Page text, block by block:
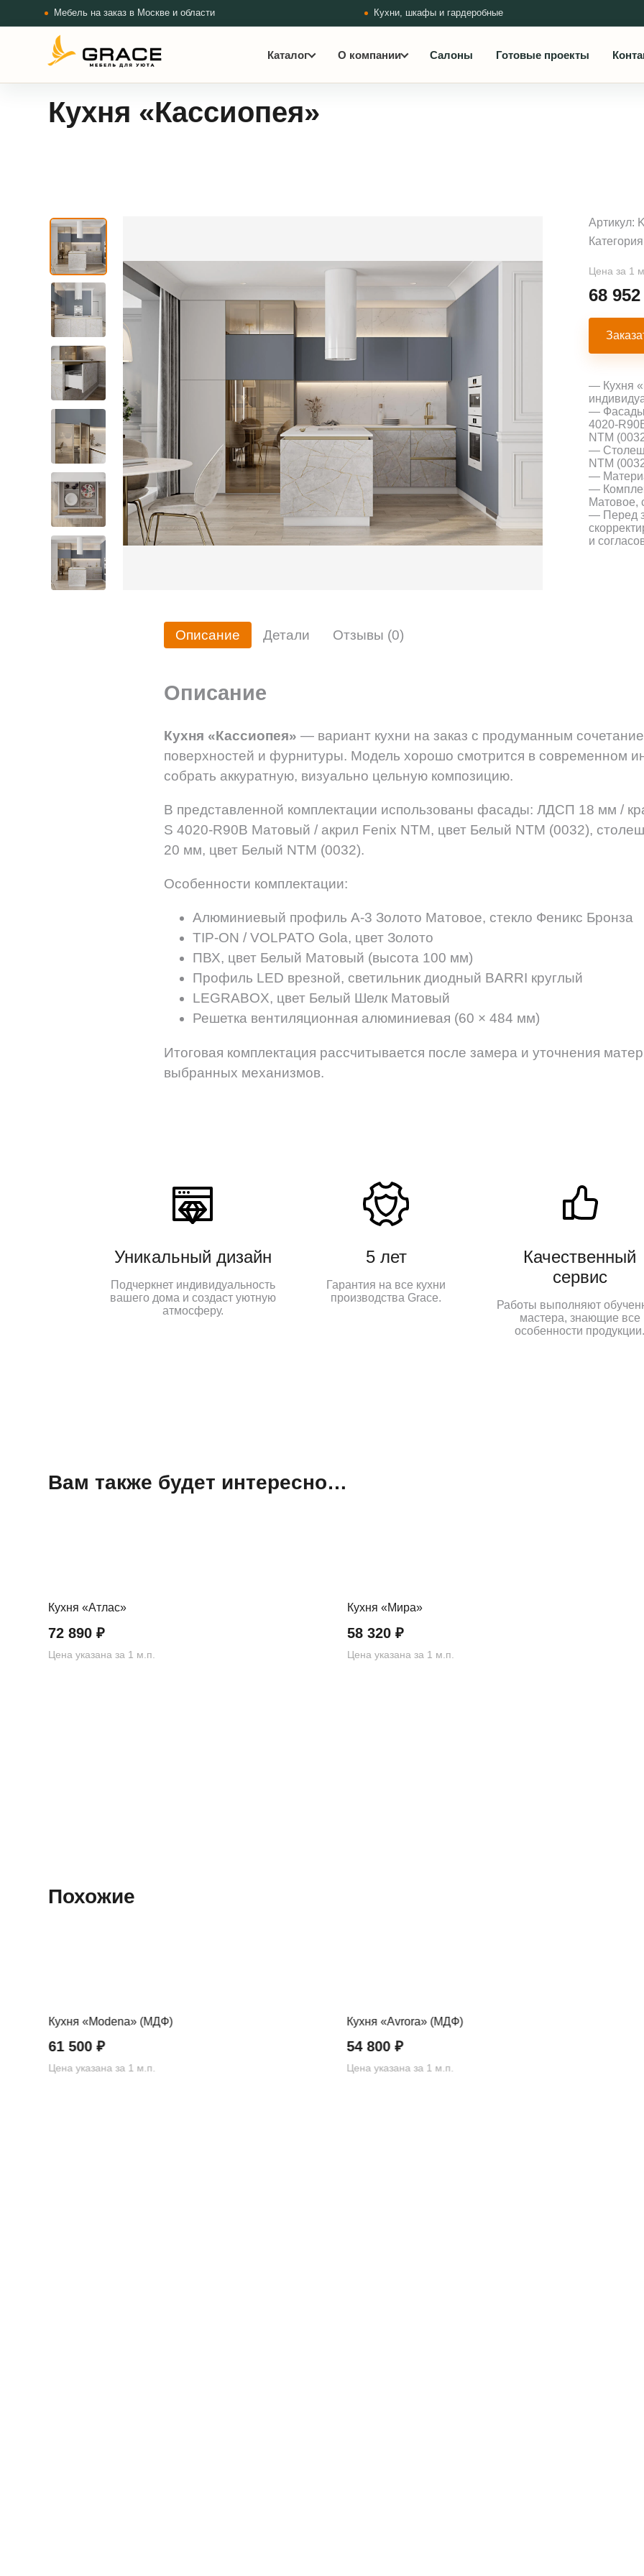
Мебель на заказ в Москве и области Кухни, шкафы и гардеробные
Каталог О компании Салоны Готовые проекты
Кухня «Кассиопея»
Артикул:
Цена за 1
68 952
— Кухня
—
4020-
NTM
—
NTM
—
—
Матовое,
— Перед
и
Описание Детали Отзывы (0)
Описание
Кухня «Кассиопея»— вариант кухни на заказ с продуманным
поверхностей и фурнитуры. Модель хорошо смотрится в современном
собрать аккуратную, визуально цельную композицию.
В представленной комплектации использованы фасады: ЛДСП 18 мм /
S 4020-R90B Матовый / акрил Fenix NTM, цвет Белый NTM (0032),
20 мм, цвет Белый NTM (0032).
Особенности комплектации:
Алюминиевый профиль А-3 Золото Матовое, стекло Феникс Бронза
TIP-ON / VOLPATO Gola, цвет Золото
ПВХ, цвет Белый Матовый (высота 100 мм)
Профиль LED врезной, светильник диодный BARRI круглый
LEGRABOX, цвет Белый Шелк Матовый
Решетка вентиляционная алюминиевая (60 × 484 мм)
Итоговая комплектация рассчитывается после замера и уточнения
выбранных механизмов.
Уникальный дизайн
Подчеркнет индивидуальность
вашего дома и создаст уютную
атмосферу.
5 лет
Гарантия на все кухни
производства Grace.
Качественный
сервис
Работы выполняют
мастера, знающие все
особенности продукции.
Вам также будет интересно…
Кухня «Атлас»
72 890₽
Цена указана за 1 м.п.
Кухня «Мира»
58 320 ₽
Цена указана за 1 м.п.
Похожие
Кухня «Modena» (МДФ)
61 500₽
Цена указана за 1 м.п.
Кухня «Avrora» (МДФ)
54 800₽
Цена указана за 1 м.п.